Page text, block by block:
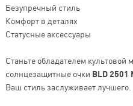
Безупречный стиль
Комфорт в деталях
Статусные аксессуары
Станьте обладателем культовой
солнцезащитные очки BLD 2501
Ваш стиль заслуживает лучшего.